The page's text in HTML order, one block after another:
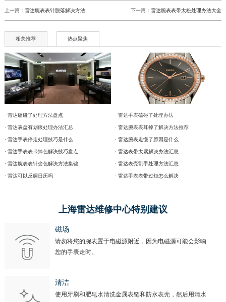
上一篇： 雷达腕表表针脱落解决方法 下一篇：雷达腕表表带太松处理办法大全
相关推荐 热点聚焦
· 雷达磕碰了处理方法盘点
· 雷达表盘有划痕处理办法汇总
· 雷达手表停走处理技巧是什么
· 雷达手表表带掉色解决技巧盘点
· 雷达腕表表针变色解决方法集锦
· 雷达可以反调日历吗
· 雷达手表磕碰了处理办法
· 雷达腕表表耳掉了解决方法推荐
· 雷达腕表走慢了原因是什么
· 雷达表带太紧解决办法汇总
· 雷达表壳割手处理方法汇总
· 雷达手表表带过短怎么解决
上海雷达维修中心特别建议
磁场
请勿将您的腕表置于电磁源附近，因为电磁源可能会影响
您的手表走时。
清洁
使用牙刷和肥皂水清洗金属表链和防水表壳，然后用清水